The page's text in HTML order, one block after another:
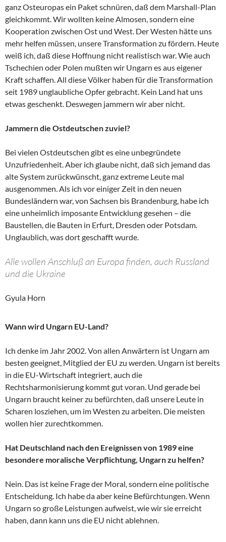
ganz Osteuropas ein Paket schnüren, daß dem Marshall-Plan
gleichkommt. Wir wollten keine Almosen, sondern eine
Kooperation zwischen Ost und West. Der Westen hätte uns
mehr helfen müssen, unsere Transformation zu fördern. Heute
weiß ich, daß diese Hoffnung nicht realistisch war. Wie auch
Tschechien oder Polen mußten wir Ungarn es aus eigener
Kraft schaffen. All diese Völker haben für die Transformation
seit 1989 unglaubliche Opfer gebracht. Kein Land hat uns
etwas geschenkt. Deswegen jammern wir aber nicht.
Jammern die Ostdeutschen zuviel?
Bei vielen Ostdeutschen gibt es eine unbegründete
Unzufriedenheit. Aber ich glaube nicht, daß sich jemand das
alte System zurückwünscht, ganz extreme Leute mal
ausgenommen. Als ich vor einiger Zeit in den neuen
Bundesländern war, von Sachsen bis Brandenburg, habe ich
eine unheimlich imposante Entwicklung gesehen – die
Baustellen, die Bauten in Erfurt, Dresden oder Potsdam.
Unglaublich, was dort geschafft wurde.
Alle wollen Anschluß an Europa finden, auch Russland
und die Ukraine
Gyula Horn
Wann wird Ungarn EU-Land?
Ich denke im Jahr 2002. Von allen Anwärtern ist Ungarn am
besten geeignet, Mitglied der EU zu werden. Ungarn ist bereits
in die EU-Wirtschaft integriert, auch die
Rechtsharmonisierung kommt gut voran. Und gerade bei
Ungarn braucht keiner zu befürchten, daß unsere Leute in
Scharen losziehen, um im Westen zu arbeiten. Die meisten
wollen hier zurechtkommen.
Hat Deutschland nach den Ereignissen von 1989 eine
besondere moralische Verpflichtung, Ungarn zu helfen?
Nein. Das ist keine Frage der Moral, sondern eine politische
Entscheidung. Ich habe da aber keine Befürchtungen. Wenn
Ungarn so große Leistungen aufweist, wie wir sie erreicht
haben, dann kann uns die EU nicht ablehnen.